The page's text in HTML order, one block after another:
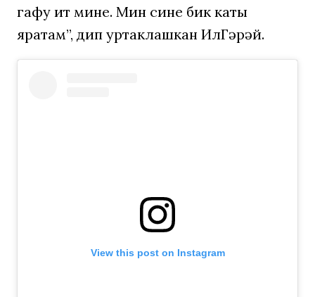
гафу ит мине. Мин сине бик каты
яратам”, дип уртаклашкан ИлГәрәй.
View this post on Instagram